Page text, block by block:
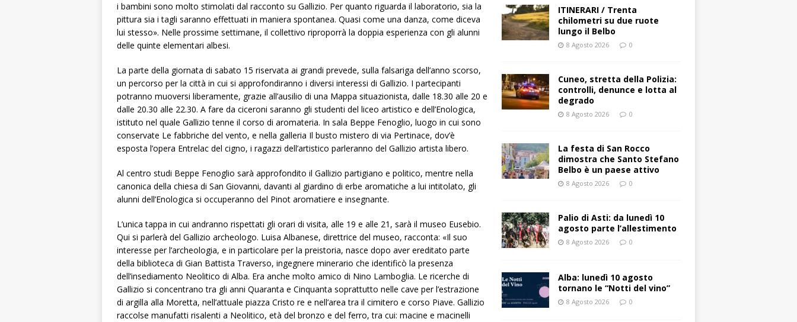
i bambini sono molto stimolati dal racconto su Gallizio. Per quanto riguarda il laboratorio, sia la
pittura sia i tagli saranno effettuati in maniera spontanea. Quasi come una danza, come diceva
lui stesso». Nelle prossime settimane, il collettivo riproporrà la doppia esperienza con gli alunni
delle quinte elementari albesi.
La parte della giornata di sabato 15 riservata ai grandi prevede, sulla falsariga dell’anno scorso,
un percorso per la città in cui si approfondiranno i diversi interessi di Gallizio. I partecipanti
potranno muoversi liberamente, grazie all’ausilio di una Mappa situazionista, dalle 18.30 alle 20 e
dalle 20.30 alle 22.30. A fare da ciceroni saranno gli studenti del liceo artistico e dell’Enologica,
istituto nel quale Gallizio tenne il corso di aromateria. In sala Beppe Fenoglio, luogo in cui sono
conservate Le fabbriche del vento, e nella galleria Il busto mistero di via Pertinace, dov’è
esposta l’opera Entrelac del cigno, i ragazzi dell’artistico parleranno del Gallizio artista libero.
Al centro studi Beppe Fenoglio sarà approfondito il Gallizio partigiano e politico, mentre nella
canonica della chiesa di San Giovanni, davanti al giardino di erbe aromatiche a lui intitolato, gli
alunni dell’Enologica si occuperanno del Pinot aromatiere e insegnante.
L’unica tappa in cui andranno rispettati gli orari di visita, alle 19 e alle 21, sarà il museo Eusebio.
Qui si parlerà del Gallizio archeologo. Luisa Albanese, direttrice del museo, racconta: «Il suo
interesse per l’archeologia, e in particolare per la preistoria, nasce dopo aver ereditato parte
della biblioteca di Gian Battista Traverso, ingegnere minerario che identificò la presenza
dell’insediamento Neolitico di Alba. Era anche molto amico di Nino Lamboglia. Le ricerche di
Gallizio si concentrano tra gli anni Quaranta e Cinquanta soprattutto nelle cave per l’estrazione
di argilla alla Moretta, nell’attuale piazza Cristo re e nell’area tra il cimitero e corso Piave. Gallizio
raccolse manufatti risalenti a Neolitico, età del bronzo e del ferro, tra cui: macine e macinelli
ITINERARI / Trenta
chilometri su due ruote
lungo il Belbo
8 Agosto 2026 0
Cuneo, stretta della Polizia:
controlli, denunce e lotta al
degrado
8 Agosto 2026 0
La festa di San Rocco
dimostra che Santo Stefano
Belbo è un paese attivo
8 Agosto 2026 0
Palio di Asti: da lunedì 10
agosto parte l’allestimento
8 Agosto 2026 0
Alba: lunedì 10 agosto
tornano le “Notti del vino”
8 Agosto 2026 0